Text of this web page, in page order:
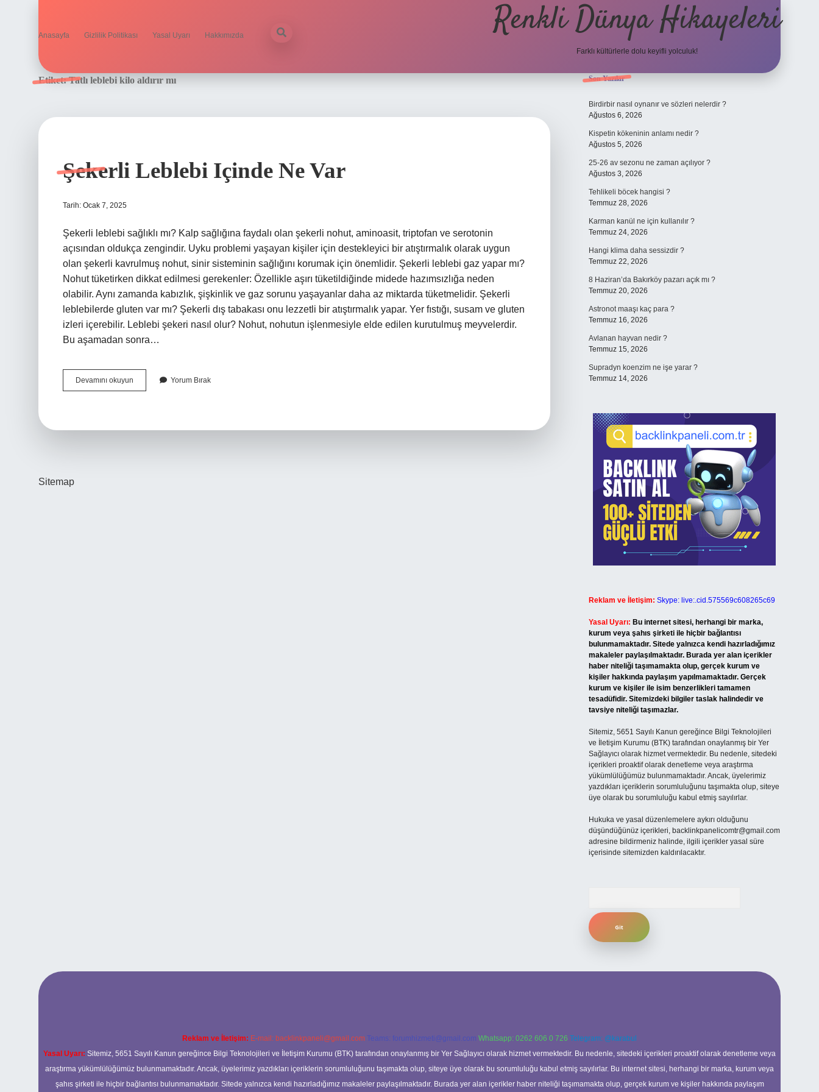
Anasayfa Gizlilik Politikası Yasal Uyarı Hakkımızda Renkli Dünya Hikayeleri
Farklı kültürlerle dolu keyifli yolculuk!
Etiket:Tatlı leblebi kilo aldırır mı
Şekerli Leblebi Içinde Ne Var
Tarih: Ocak 7, 2025
Şekerli leblebi sağlıklı mı? Kalp sağlığına faydalı olan şekerli nohut, aminoasit, triptofan ve serotonin
açısından oldukça zengindir. Uyku problemi yaşayan kişiler için destekleyici bir atıştırmalık olarak uygun
olan şekerli kavrulmuş nohut, sinir sisteminin sağlığını korumak için önemlidir. Şekerli leblebi gaz yapar mı?
Nohut tüketirken dikkat edilmesi gerekenler: Özellikle aşırı tüketildiğinde midede hazımsızlığa neden
olabilir. Aynı zamanda kabızlık, şişkinlik ve gaz sorunu yaşayanlar daha az miktarda tüketmelidir. Şekerli
leblebilerde gluten var mı? Şekerli dış tabakası onu lezzetli bir atıştırmalık yapar. Yer fıstığı, susam ve gluten
izleri içerebilir. Leblebi şekeri nasıl olur? Nohut, nohutun işlenmesiyle elde edilen kurutulmuş meyvelerdir.
Bu aşamadan sonra…
Devamını okuyun
Leblebi
Yorum Bırak
Sitemap
Sidebar
Son Yazılar
Birdirbir nasıl oynanır ve sözleri nelerdir ?
Ağustos 6, 2026
Kispetin kökeninin anlamı nedir ?
Ağustos 5, 2026
25-26 av sezonu ne zaman açılıyor ?
Ağustos 3, 2026
Tehlikeli böcek hangisi ?
Temmuz 28, 2026
Karman kanül ne için kullanılır ?
Temmuz 24, 2026
Hangi klima daha sessizdir ?
Temmuz 22, 2026
8 Haziran’da Bakırköy pazarı açık mı ?
Temmuz 20, 2026
Astronot maaşı kaç para ?
Temmuz 16, 2026
Avlanan hayvan nedir ?
Temmuz 15, 2026
Supradyn koenzim ne işe yarar ?
Temmuz 14, 2026
Reklam ve İletişim: Skype: live:.cid.575569c608265c69
Yasal Uyarı: Bu internet sitesi, herhangi bir marka,
kurum veya şahıs şirketi ile hiçbir bağlantısı
bulunmamaktadır. Sitede yalnızca kendi hazırladığımız
makaleler paylaşılmaktadır. Burada yer alan içerikler
haber niteliği taşımamakta olup, gerçek kurum ve
kişiler hakkında paylaşım yapılmamaktadır. Gerçek
kurum ve kişiler ile isim benzerlikleri tamamen
tesadüfidir. Sitemizdeki bilgiler taslak halindedir ve
tavsiye niteliği taşımazlar.
Sitemiz, 5651 Sayılı Kanun gereğince Bilgi Teknolojileri
ve İletişim Kurumu (BTK) tarafından onaylanmış bir Yer
Sağlayıcı olarak hizmet vermektedir. Bu nedenle, sitedeki
içerikleri proaktif olarak denetleme veya araştırma
yükümlülüğümüz bulunmamaktadır. Ancak, üyelerimiz
yazdıkları içeriklerin sorumluluğunu taşımakta olup, siteye
üye olarak bu sorumluluğu kabul etmiş sayılırlar.
Hukuka ve yasal düzenlemelere aykırı olduğunu
düşündüğünüz içerikleri, backlinkpanelicomtr@gmail.com
adresine bildirmeniz halinde, ilgili içerikler yasal süre
içerisinde sitemizden kaldırılacaktır.
Reklam ve İletişim: E-mail: backlinkpaneli@gmail.com Teams: forumhizmeti@gmail.com Whatsapp: 0262 606 0 726 Telegram: @karabul
Yasal Uyarı: Sitemiz, 5651 Sayılı Kanun gereğince Bilgi Teknolojileri ve İletişim Kurumu (BTK) tarafından onaylanmış bir Yer Sağlayıcı olarak hizmet vermektedir. Bu nedenle, sitedeki içerikleri proaktif olarak denetleme veya
araştırma yükümlülüğümüz bulunmamaktadır. Ancak, üyelerimiz yazdıkları içeriklerin sorumluluğunu taşımakta olup, siteye üye olarak bu sorumluluğu kabul etmiş sayılırlar. Bu internet sitesi, herhangi bir marka, kurum veya
şahıs şirketi ile hiçbir bağlantısı bulunmamaktadır. Sitede yalnızca kendi hazırladığımız makaleler paylaşılmaktadır. Burada yer alan içerikler haber niteliği taşımamakta olup, gerçek kurum ve kişiler hakkında paylaşım